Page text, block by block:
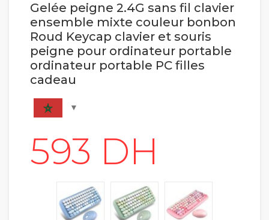
Gelée peigne 2.4G sans fil clavier
ensemble mixte couleur bonbon
Roud Keycap clavier et souris
peigne pour ordinateur portable
ordinateur portable PC filles
cadeau